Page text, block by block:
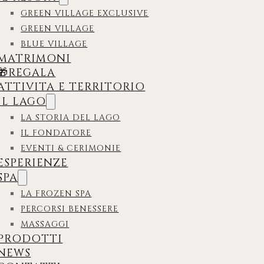
GREEN VILLAGE EXCLUSIVE
GREEN VILLAGE
BLUE VILLAGE
E TERRITORIO
LAGO
LA STORIA DEL LAGO
IL FONDATORE
EVENTI & CERIMONIE
LA FROZEN SPA
PERCORSI BENESSERE
MASSAGGI